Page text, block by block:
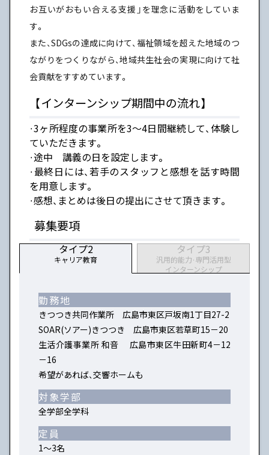
お互いがおもい合える支援」を理念に活動をしていま
す。
また、SDGsの達成に向けて、福祉領域を超えた地域のつ
ながりをつくりながら、地域共生社会の実現に向けて社
会貢献をすすめています。
【インターンシップ期間中の流れ】
・3ヶ所程度の事業所を3～4日間継続して、体験し
ていただきます。
・途中 講義の日を設定します。
・最終日には、若手のスタッフと感想を話す時間
を用意します。
・感想、まとめは後日の提出にさせて頂きます。
募集要項
タイプ2
キャリア教育
タイプ3
汎用的能力・専門活用型
インターンシップ
勤務地
きつつき共同作業所 広島市東区戸坂南1丁目27-2
SOAR(ソアー)きつつき 広島市東区若草町15－20
生活介護事業所 和音 広島市東区牛田新町4－12
－16
希望があれば、交響ホームも
対象学部
全学部全学科
定員
1～3名